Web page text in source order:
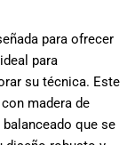
para ofrecer
para
su técnica. Este
madera de
que se